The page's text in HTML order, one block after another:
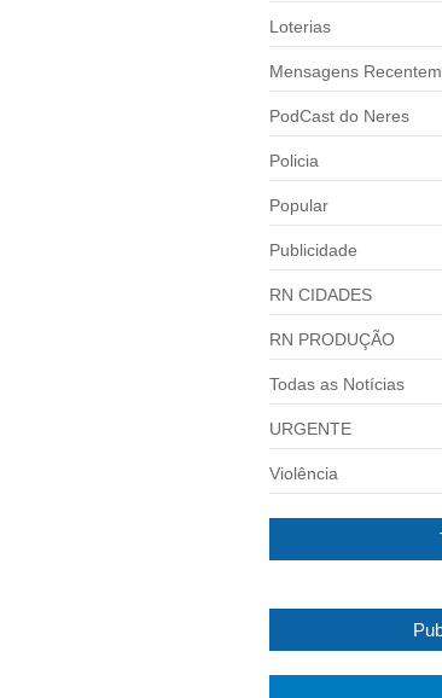
Loterias
Mensagens
PodCast do Neres
Policia
Popular
Publicidade
RN CIDADES
RN PRODUÇÃO
Todas as Notícias
URGENTE
Violência